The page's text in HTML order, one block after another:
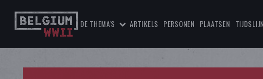
DE THEMA'S ARTIKELS PERSONEN PLAATSEN TIJDSLIJN